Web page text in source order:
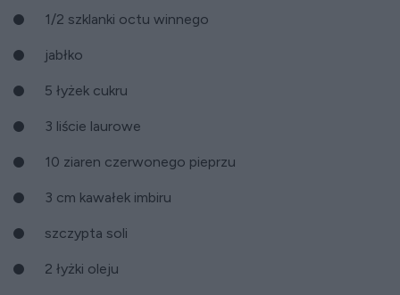
1/2 szklanki octu winnego
jabłko
5 łyżek cukru
3 liście laurowe
10 ziaren czerwonego pieprzu
3 cm kawałek imbiru
szczypta soli
2 łyżki oleju